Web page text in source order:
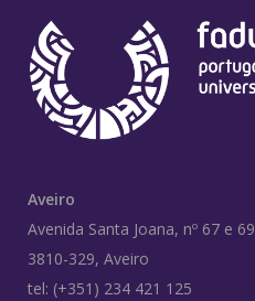
Aveiro
Avenida Santa Joana, nº 67 e 69
3810-329, Aveiro
tel: (+351) 234 421 125